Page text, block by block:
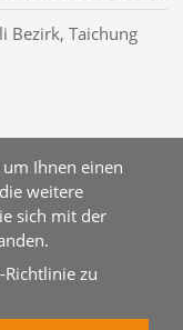
Ihnen einen
weitere
sich mit der
Richtlinie zu
Bezirk, Taichung
reserved.